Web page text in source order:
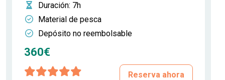
Duración: 7h
Material de pesca
Depósito no reembolsable
360€
Reserva ahora